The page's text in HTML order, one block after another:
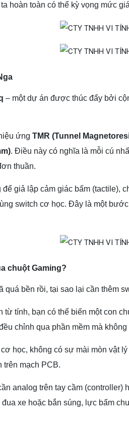
hoàn toàn có thể kỳ vọng mức
– một dự án được thúc đẩy bởi
ứng TMR (Tunnel
. Điều này có nghĩa là mỗi cú
thuần.
giả lập cảm giác bấm (tactile),
switch cơ học. Đây là một
chuột Gaming?
bền rồi, tại sao lại cần thêm
từ tính, bạn có thể biến một con
chỉnh qua phần mềm mà
học, không có sự mài mòn vật
trên mạch PCB.
analog trên tay cầm
xe hoặc bắn súng, lực bấm